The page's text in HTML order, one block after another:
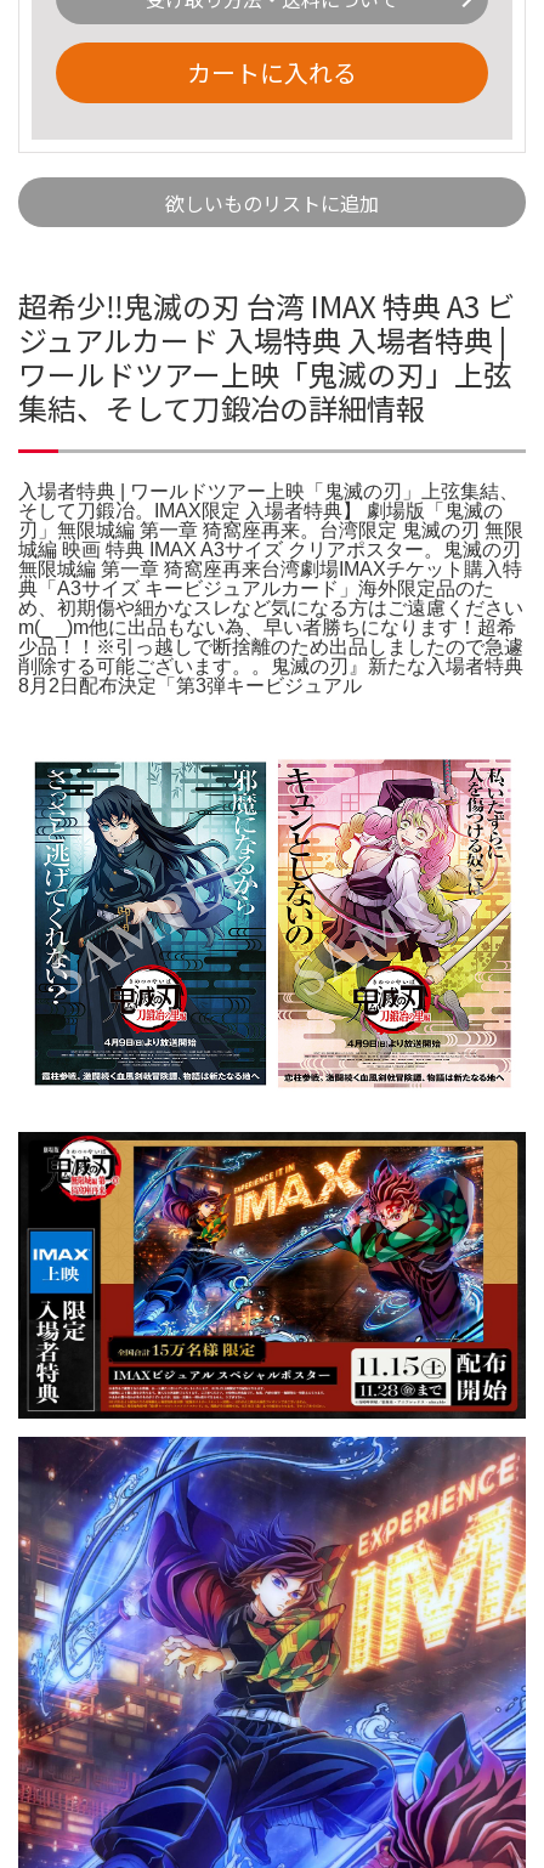
カートに入れる
欲しいものリストに追加
超希少‼️鬼滅の刃 台湾 IMAX 特典 A3 ビ
ジュアルカード 入場特典 入場者特典 |
ワールドツアー上映「鬼滅の刃」上弦
集結、そして刀鍛冶の詳細情報
入場者特典 | ワールドツアー上映「鬼滅の刃」上弦集結、
そして刀鍛冶。IMAX限定 入場者特典】 劇場版「鬼滅の
刃」無限城編 第一章 猗窩座再来。台湾限定 鬼滅の刃 無限
城編 映画 特典 IMAX A3サイズ クリアポスター。鬼滅の刃
無限城編 第一章 猗窩座再来台湾劇場IMAXチケット購入特
典「A3サイズ キービジュアルカード」海外限定品のた
め、初期傷や細かなスレなど気になる方はご遠慮ください
m(_ _)m他に出品もない為、早い者勝ちになります！超希
少品！！※引っ越しで断捨離のため出品しましたので急遽
削除する可能ございます。。鬼滅の刃』新たな入場者特典
8月2日配布決定「第3弾キービジュアル